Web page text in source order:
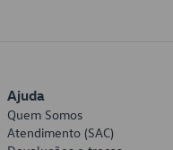
Ajuda
Quem Somos
Atendimento (SAC)